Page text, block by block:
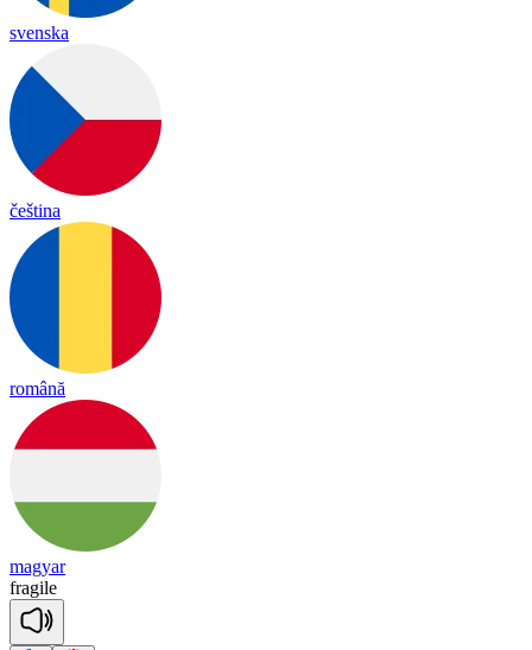
svenska
čeština
română
magyar
fragile